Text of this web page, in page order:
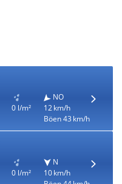
0 l/m²
NO
12 km/h
Böen 43 km/h
0 l/m²
N
10 km/h